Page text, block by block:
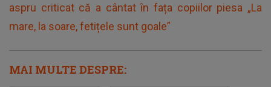
aspru criticat că a cântat în fața copiilor piesa „La
mare, la soare, fetițele sunt goale”
MAI MULTE DESPRE: